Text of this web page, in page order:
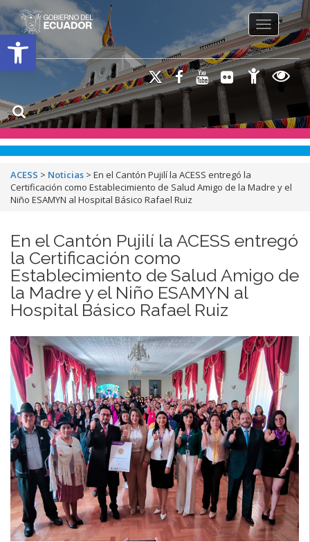
Open toolbar
Toggle
ACESS > Noticias > En el Cantón Pujilí la ACESS entregó la
Certificación como Establecimiento de Salud Amigo de la Madre y el
Niño ESAMYN al Hospital Básico Rafael Ruiz
En el Cantón Pujilí la ACESS entregó
la Certificación como
Establecimiento de Salud Amigo de
la Madre y el Niño ESAMYN al
Hospital Básico Rafael Ruiz